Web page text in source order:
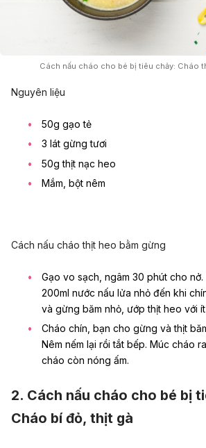
Cách nấu cháo cho bé bị tiêu chảy: Cháo
Nguyên liệu
50g gạo tẻ
3 lát gừng tươi
50g thịt nạc heo
Mắm, bột nêm
Cách nấu cháo thịt heo bằm gừng
Gạo vo sạch, ngâm 30 phút cho
200ml nước nấu lửa nhỏ đến khi
và gừng băm nhỏ, ướp thịt heo với ít
Cháo chín, bạn cho gừng và thịt
Nêm nếm lại rồi tắt bếp. Múc cháo
cháo còn nóng ấm.
2. Cách nấu cháo cho bé bị
Cháo bí đỏ, thịt gà